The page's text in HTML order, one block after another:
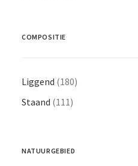
COMPOSITIE
Liggend (180)
Staand (111)
NATUURGEBIED